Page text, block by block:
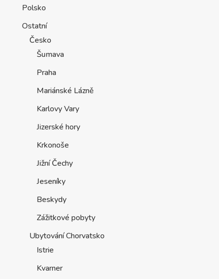
Polsko
Ostatní
Česko
Šumava
Praha
Mariánské Lázně
Karlovy Vary
Jizerské hory
Krkonoše
Jižní Čechy
Jeseníky
Beskydy
Zážitkové pobyty
Ubytování Chorvatsko
Istrie
Kvarner